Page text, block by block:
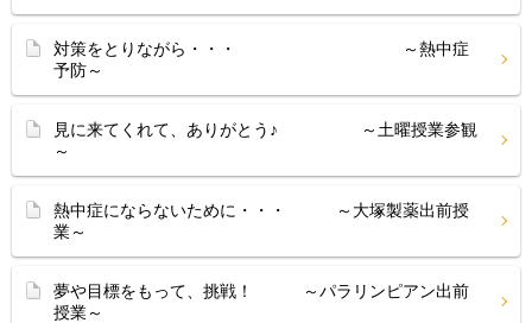
対策をとりながら・・・ ～熱中症
予防～
見に来てくれて、ありがとう♪ ～土曜授業参観
～
熱中症にならないために・・・ ～大塚製薬出前授
業～
夢や目標をもって、挑戦！ ～パラリンピアン出前
授業～